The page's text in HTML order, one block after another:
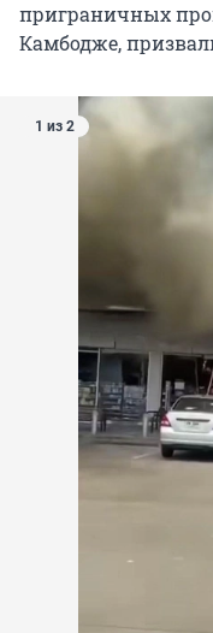
приграничных
Камбодже,
1 из 2